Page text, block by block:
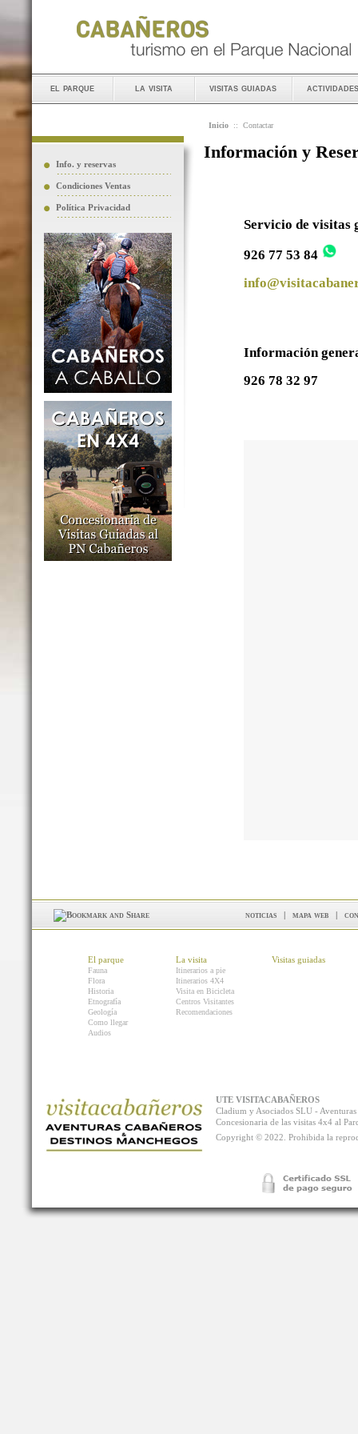
el parque la visita visitas guiadas actividades
Info. y reservas
Condiciones Ventas
Política Privacidad
Inicio :: Contactar
Información y
Servicio de visitas
926 77 53 84
Información
926 78 32 97
noticias | mapa web |
El parque
Fauna
Flora
Historia
Etnografía
Geología
Como llegar
Audios
La visita
Itinerarios a pie
Itinerarios 4X4
Visita en Bicicleta
Centros Visitantes
Recomendaciones
Visitas guiadas
UTE VISITACABAÑEROS
Cladium y Asociados SLU -
Concesionaria de las visitas 4x4 al
Copyright © 2022. Prohibida la